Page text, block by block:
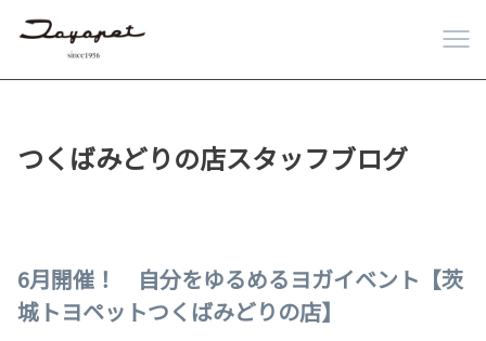
つくばみどりの店スタッフブログ
6月開催！ 自分をゆるめるヨガイベント【茨
城トヨペットつくばみどりの店】